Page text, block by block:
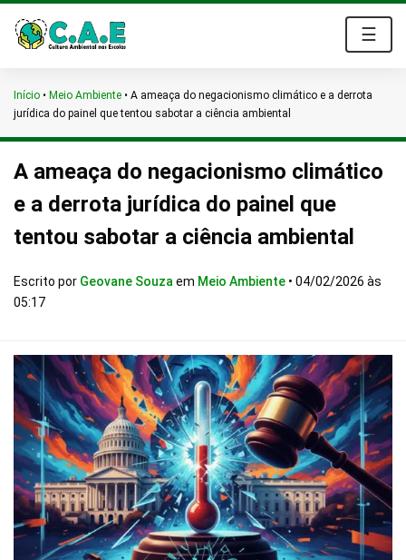
☰
Início • Meio Ambiente • A ameaça do negacionismo climático e a derrota
jurídica do painel que tentou sabotar a ciência ambiental
A ameaça do negacionismo climático
e a derrota jurídica do painel que
tentou sabotar a ciência ambiental
Escrito por Geovane Souza em Meio Ambiente • 04/02/2026 às
05:17